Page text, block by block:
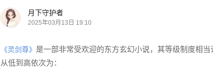
月下守护者
2025年03月13日 19:10
《灵剑尊》 是一部非常受欢迎的东方玄幻小说，其等级制度相
从低到高依次为：